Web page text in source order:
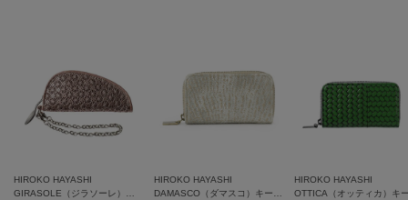
※照明の関係により、実際よりも色味が違って見える場合があります。ま
た、パソコン・スマートフォンなどの環境により、若干製品と画像のカラー
HIROKO HAYASHI
HIROKO HAYASHI
HIROKO HAYASHI